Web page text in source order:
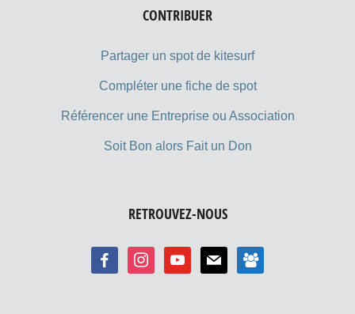
CONTRIBUER
Partager un spot de kitesurf
Compléter une fiche de spot
Référencer une Entreprise ou Association
Soit Bon alors Fait un Don
RETROUVEZ-NOUS